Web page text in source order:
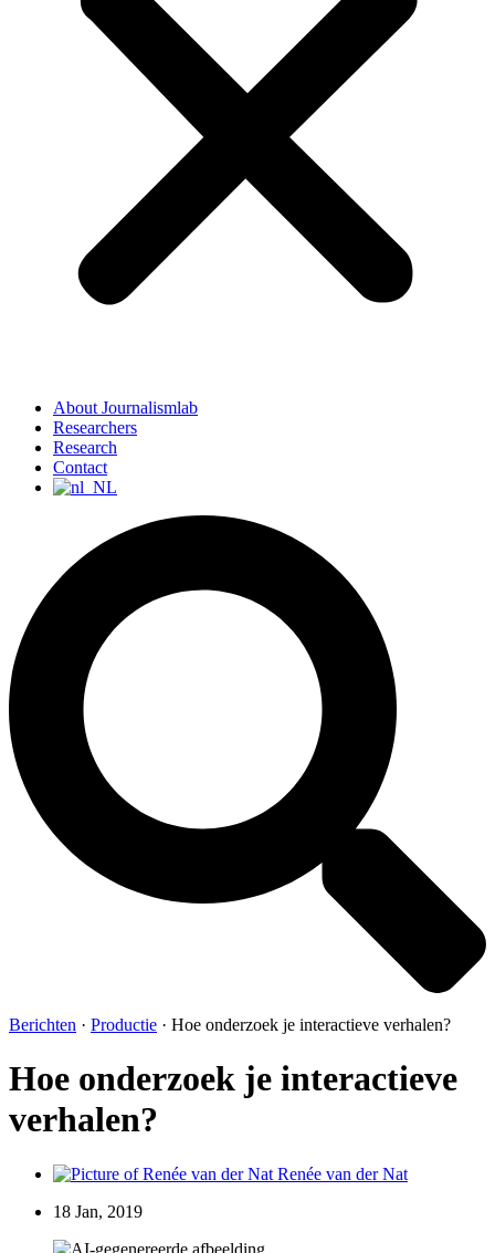
About Journalismlab
Researchers
Research
Contact
Berichten · Productie · Hoe onderzoek je interactieve verhalen?
Hoe onderzoek je interactieve
verhalen?
Renée van der Nat
18 Jan, 2019